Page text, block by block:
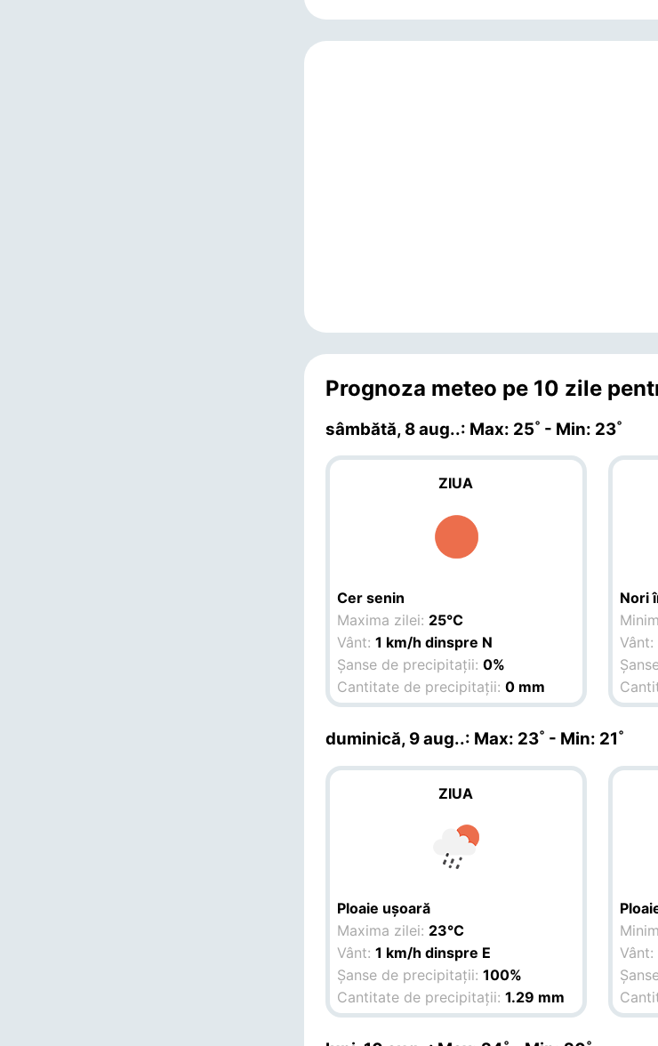
Prognoza meteo pe 10 zile
sâmbătă, 8 aug..: Max: 25˚ - Min: 23˚
ZIUA
Cer senin
Maxima zilei: 25°C
Vânt:1 km/h dinspre N
Șanse de precipitații:0%
Cantitate de precipitații:0 mm
Nori
Vânt:
duminică, 9 aug..: Max: 23˚ - Min: 21˚
ZIUA
Ploaie ușoară
Maxima zilei: 23°C
Vânt:1 km/h dinspre E
Șanse de precipitații:100%
Cantitate de precipitații:1.29 mm
Vânt: